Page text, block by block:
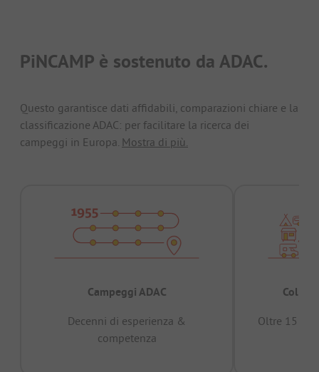
PiNCAMP è sostenuto da ADAC.
Questo garantisce dati affidabili, comparazioni chiare e la
classificazione ADAC: per facilitare la ricerca dei
campeggi in Europa. Mostra di più.
Campeggi ADAC
Decenni di esperienza &
competenza
Oltre 15